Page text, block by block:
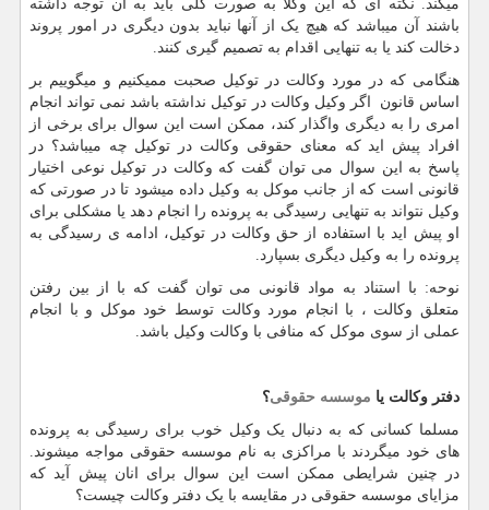
میکند. نکته ای که این وکلا به صورت کلی باید به آن توجه داشته
باشند آن میباشد که هیچ یک از آنها نباید بدون دیگری در امور پروند
دخالت کند یا به تنهایی اقدام به تصمیم گیری کنند.
هنگامی که در مورد وکالت در توکیل صحبت ممیکنیم و میگوییم بر
اساس قانون اگر وکیل وکالت در توکیل نداشته باشد نمی تواند انجام
امری را به دیگری واگذار کند، ممکن است این سوال برای برخی از
افراد پیش اید که معنای حقوقی وکالت در توکیل چه میباشد؟ در
پاسخ به این سوال می توان گفت که وکالت در توکیل نوعی اختیار
قانونی است که از جانب موکل به وکیل داده میشود تا در صورتی که
وکیل نتواند به تنهایی رسیدگی به پرونده را انجام دهد یا مشکلی برای
او پیش اید با استفاده از حق وکالت در توکیل، ادامه ی رسیدگی به
پرونده را به وکیل دیگری بسپارد.
نوحه: با استناد به مواد قانونی می توان گفت که با از بین رفتن
متعلق وکالت ، با انجام مورد وکالت توسط خود موکل و با انجام
عملی از سوی موکل که منافی با وکالت وکیل باشد.
دفتر وکالت یا موسسه حقوقی؟
مسلما کسانی که به دنبال یک وکیل خوب برای رسیدگی به پرونده
های خود میگردند با مراکزی به نام موسسه حقوقی مواجه میشوند.
در چنین شرایطی ممکن است این سوال برای انان پیش آید که
مزایای موسسه حقوقی در مقایسه با یک دفتر وکالت چیست؟